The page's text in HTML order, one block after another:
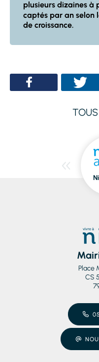
plusieurs dizaines à
captés par an selon
de croissance.
Place
CS